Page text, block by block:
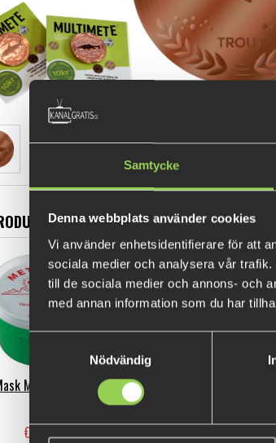
Samtycke
Denna webbplats använder cookies
Vi använder enhetsidentifierare för att
sociala medier och analysera vår
till de sociala medier och annons- och
med annan information som du har
Nödvändig
Medium Metmask
FEW LEFT
€5.39
M-WAR Pre-